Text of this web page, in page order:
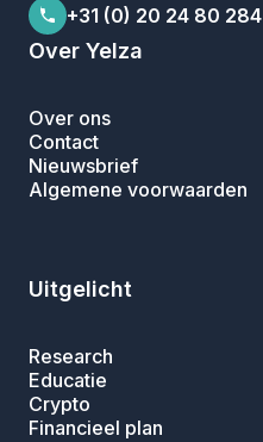
+31 (0) 20 24 80 284
Over Yelza
Over ons
Contact
Nieuwsbrief
Algemene voorwaarden
Uitgelicht
Research
Educatie
Crypto
Financieel plan